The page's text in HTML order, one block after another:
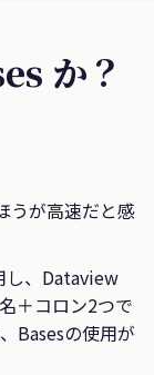
か？
うが高速だと感
し、Dataview
＋コロン2つで
Basesの使用が